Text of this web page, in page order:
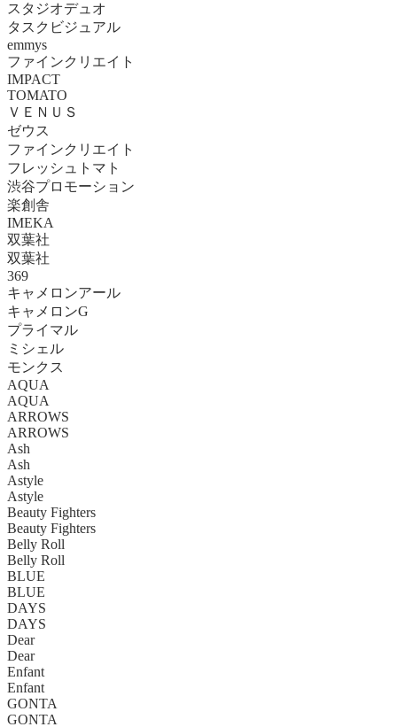
スタジオデュオ
タスクビジュアル
emmys
ファインクリエイト
IMPACT
TOMATO
ＶＥＮＵＳ
ゼウス
ファインクリエイト
フレッシュトマト
渋谷プロモーション
楽創舎
IMEKA
双葉社
双葉社
369
キャメロンアール
キャメロンG
プライマル
ミシェル
モンクス
AQUA
AQUA
ARROWS
ARROWS
Ash
Ash
Astyle
Astyle
Beauty Fighters
Beauty Fighters
Belly Roll
Belly Roll
BLUE
BLUE
DAYS
DAYS
Dear
Dear
Enfant
Enfant
GONTA
GONTA